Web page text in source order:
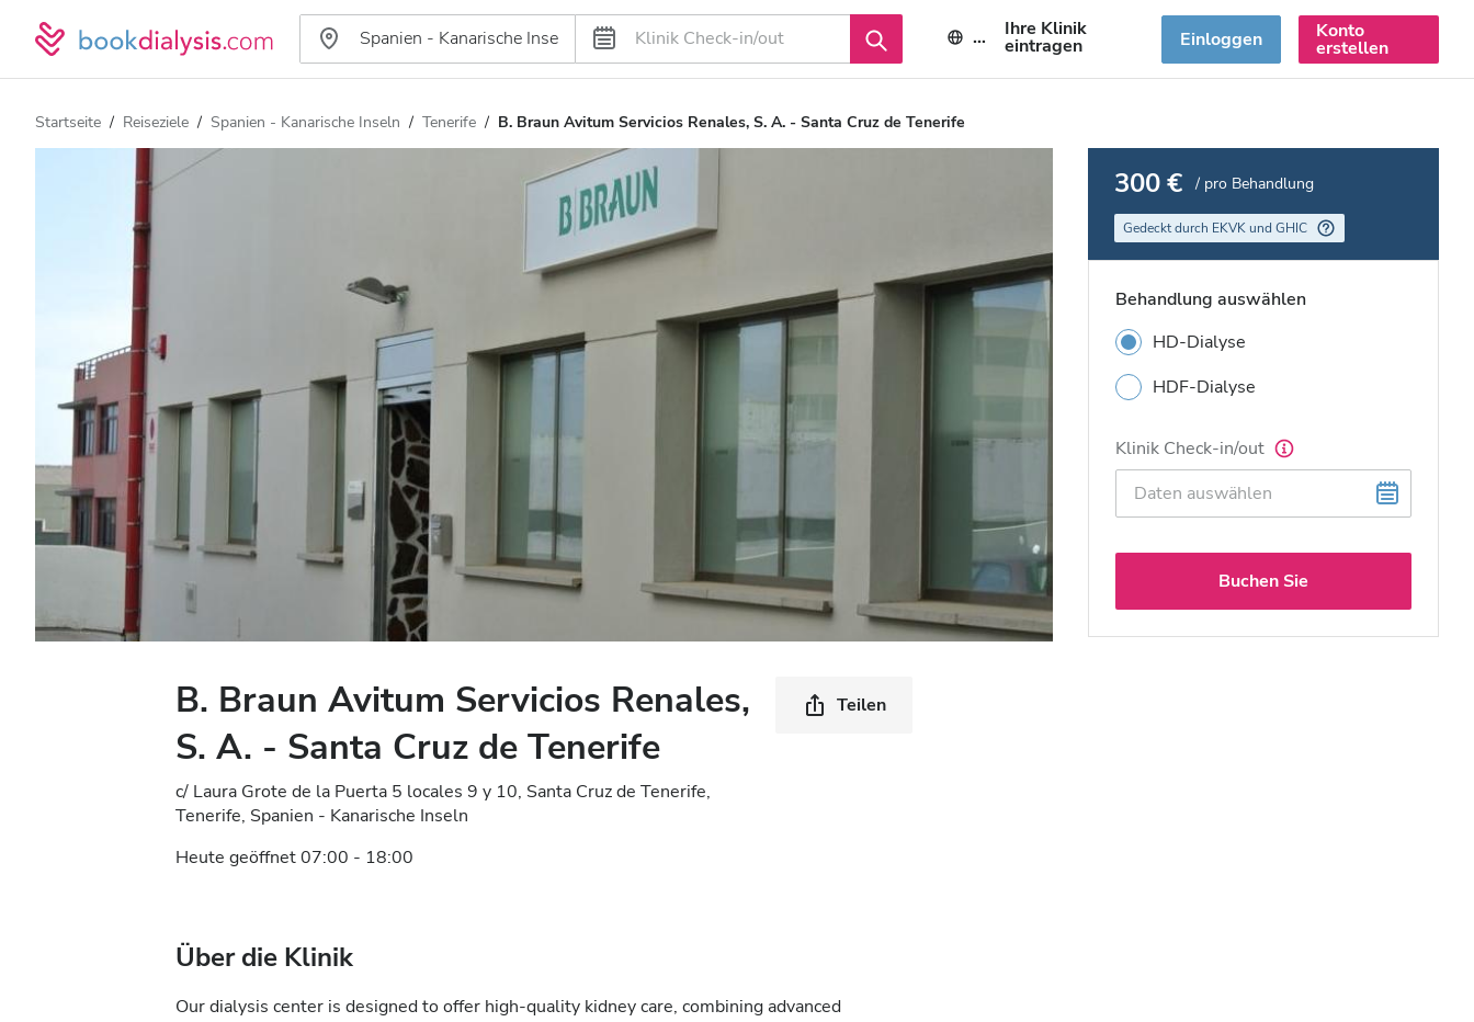
DE Ihre Klinik
eintragen Einloggen Konto
erstellen
Startseite Reiseziele Spanien - Kanarische Inseln Tenerife B. Braun Avitum Servicios Renales, S. A. - Santa Cruz de Tenerife
B. Braun Avitum Servicios Renales,
S. A. - Santa Cruz de Tenerife
c/ Laura Grote de la Puerta 5 locales 9 y 10, Santa Cruz de Tenerife,
Tenerife, Spanien - Kanarische Inseln
Heute geöffnet 07:00 - 18:00
Teilen
Über die Klinik
Our dialysis center is designed to offer high-quality kidney care, combining advanced
300 € / pro Behandlung
Gedeckt durch EKVK und GHIC
Behandlung auswählen
HD-Dialyse
HDF-Dialyse
Klinik Check-in/out
Buchen Sie